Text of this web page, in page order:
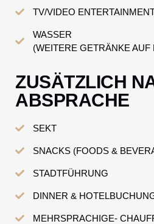
TV/VIDEO
WASSER
(WEITERE GETRÄNKE AUF
ZUSÄTZLICH
ABSPRACHE
SEKT
SNACKS (FOODS &
STADTFÜHRUNG
DINNER &
MEHRSPRACHIGE-